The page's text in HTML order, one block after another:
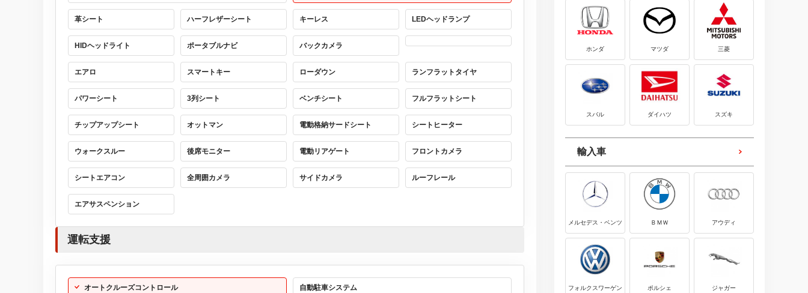
革シート ハーフレザーシート キーレス LEDヘッドランプ
HIDヘッドライト ポータブルナビ バックカメラ
エアロ スマートキー ローダウン ランフラットタイヤ
パワーシート 3列シート ベンチシート フルフラットシート
チップアップシート オットマン 電動格納サードシート シートヒーター
ウォークスルー 後席モニター 電動リアゲート フロントカメラ
シートエアコン 全周囲カメラ サイドカメラ ルーフレール
エアサスペンション
運転支援
オートクルーズコントロール 自動駐車システム
ホンダ マツダ 三菱
スバル ダイハツ スズキ
輸入車
メルセデス・ベンツ ＢＭＷ アウディ
フォルクスワーゲン ポルシェ ジャガー